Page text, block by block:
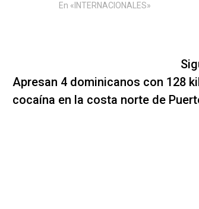
En «INTERNACIONALES»
Apresan 4 dominicanos con 128
cocaína en la costa norte de